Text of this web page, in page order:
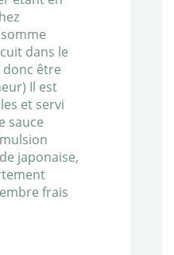
dans le
être
Il est
et servi
sauce
japonaise,
frais